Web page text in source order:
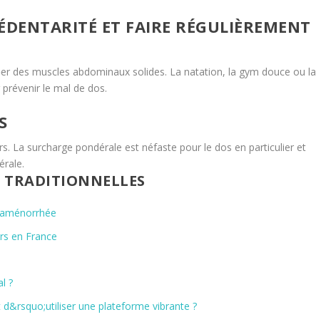
ET FAIRE RÉGULIÈREMENT
des muscles abdominaux solides. La natation, la gym douce ou la
le mal de dos.
La surcharge pondérale est néfaste pour le dos en particulier et
TRADITIONNELLES
en France
?
une plateforme vibrante ?